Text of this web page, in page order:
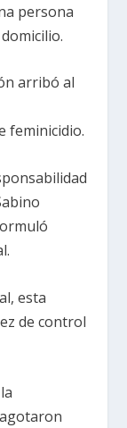
persona
arribó al
feminicidio.
esta
de control